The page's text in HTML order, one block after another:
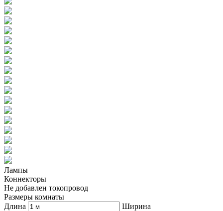
Лампы
Коннекторы
Не добавлен токопровод
Размеры комнаты
Длина
Ширина